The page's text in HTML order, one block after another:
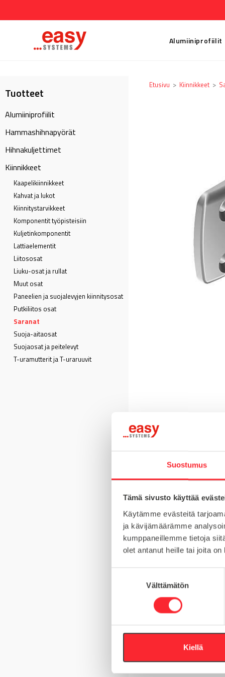
Suostumus
Tämä sivusto käyttää
Käytämme evästeitä
ja kävijämäärämme
kumppaneillemme tietoja
olet antanut heille tai joita
k
Välttämätön
Kiellä
Alumiiniprofiilit
Tuotteet
Alumiiniprofiilit
Hammashihnapyörät
Hihnakuljettimet
Kiinnikkeet
Kaapeli­kiinnikkeet
Kahvat ja lukot
Kiinnitystarvikkeet
Komponentit työpisteisiin
Kuljetin­komponentit
Lattia­elementit
Liitososat
Liuku-osat ja rullat
Muut osat
Paneelien ja suojalevyjen kiinnitysosat
Putkiliitos osat
Saranat
Suoja-aitaosat
Suojaosat ja peitelevyt
T-uramutterit ja T-uraruuvit
Etusivu > Kiinnikkeet >
MATERIAALI
MYYNTIERÄ
URA
Kysy tuotteista:
Asiakaspalvelu
+358 10 5262 290